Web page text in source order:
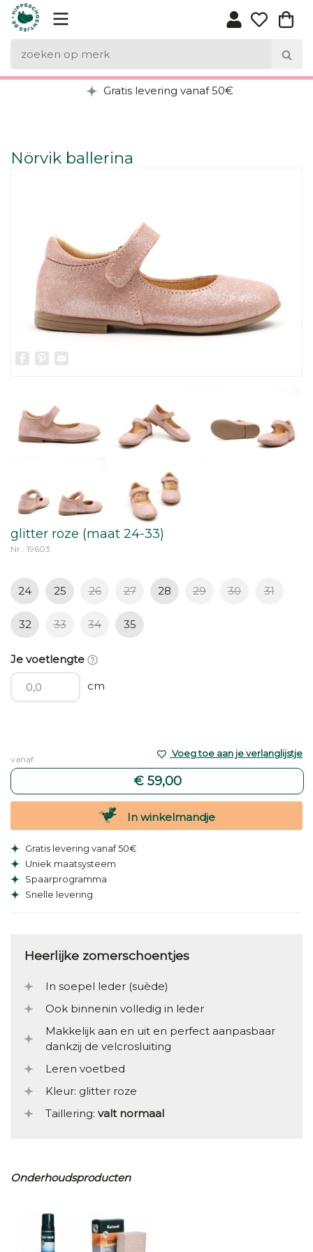
Gratis levering vanaf 50€
Nörvik ballerina
Facebook
Pinterest
glitter roze (maat 24-33)
Nr.: 19603
24 25 26 27 28 29 30 31
32 33 34 35
Je voetlengte
cm
vanaf
€ 59,00
Voeg toe aan je verlanglijstje
In winkelmandje
Gratis levering vanaf 50€
Uniek maatsysteem
Spaarprogramma
Snelle levering
Heerlijke zomerschoentjes
In soepel leder (suède)
Ook binnenin volledig in leder
Makkelijk aan en uit en perfect aanpasbaar
dankzij de velcrosluiting
Leren voetbed
Kleur: glitter roze
Taillering: valt normaal
Onderhoudsproducten